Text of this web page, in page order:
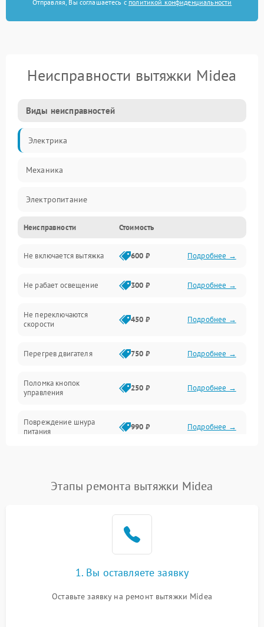
Отправляя, Вы соглашаетесь с политикой конфиденциальности
Неисправности вытяжки Midea
Виды неисправностей
Электрика
Механика
Электропитание
Вентиляция
Освещение
Механические повреждения
Электроника
Неисправности Стоимость
Не включается вытяжка 600 ₽ Подробнее →
Не рабает освещение 300 ₽ Подробнее →
Не переключаются
скорости
450 ₽ Подробнее →
Перегрев двигателя 750 ₽ Подробнее →
Поломка кнопок
управления
250 ₽ Подробнее →
Повреждение шнура
питания
990 ₽ Подробнее →
1000 ₽
Этапы ремонта вытяжки Midea
1. Вы оставляете заявку
Оставьте заявку на ремонт вытяжки Midea